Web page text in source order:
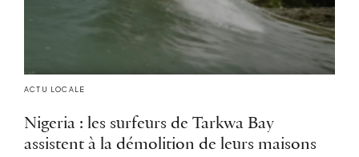
ACTU LOCALE
Nigeria : les surfeurs de Tarkwa Bay
assistent à la démolition de leurs maisons